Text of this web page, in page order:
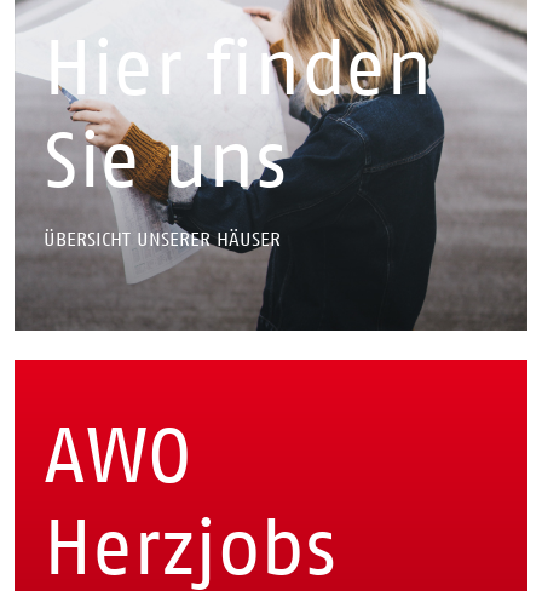
Hier finden
Sie uns
ÜBERSICHT UNSERER HÄUSER
AWO
Herzjobs